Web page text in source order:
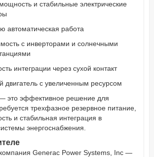
и стабильные электрические
автоматическая работа
с инверторами и солнечными
интеграции через сухой контакт
двигатель с увеличенным ресурсом
это эффективное решение для
трехфазное резервное питание,
и стабильная интеграция в
энергоснабжения.
Generac Power Systems, Inc —